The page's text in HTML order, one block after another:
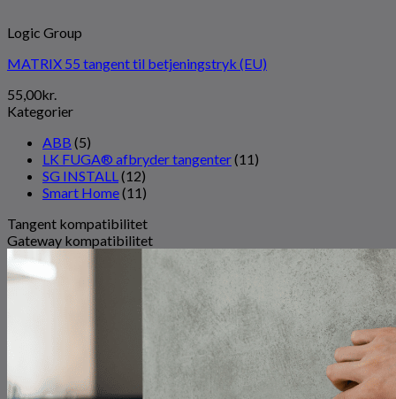
Logic Group
MATRIX 55 tangent til betjeningstryk (EU)
55,00kr.
Kategorier
ABB (5)
LK FUGA® afbryder tangenter(11)
SG INSTALL(12)
Smart Home(11)
Tangent kompatibilitet
Gateway kompatibilitet